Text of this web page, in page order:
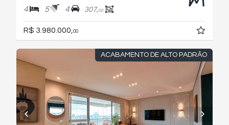
4 5 4 307,00
R$ 3.980.000, 00
ACABAMENTO DE ALTO PADRÃO